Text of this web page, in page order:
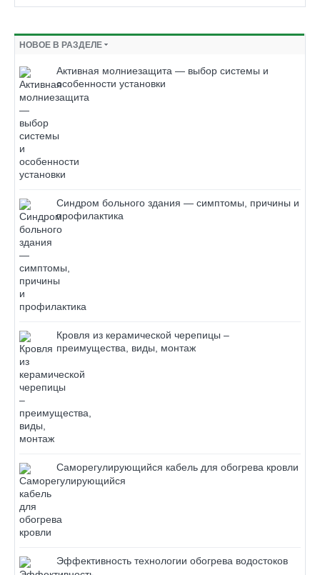
НОВОЕ В РАЗДЕЛЕ
Активная молниезащита — выбор системы и
особенности установки
Синдром больного здания — симптомы, причины и
профилактика
Кровля из керамической черепицы –
преимущества, виды, монтаж
Саморегулирующийся кабель для обогрева кровли
Эффективность технологии обогрева водостоков